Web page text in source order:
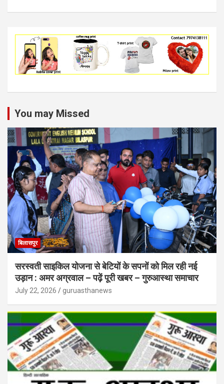
You may Missed
बिलासपुर
सरस्वती साइकिल योजना से बेटियों के सपनों को मिल रही नई
उड़ान : अमर अग्रवाल – पढ़ें पूरी खबर – गुरुआस्था समाचार
July 22, 2026 guruasthanews